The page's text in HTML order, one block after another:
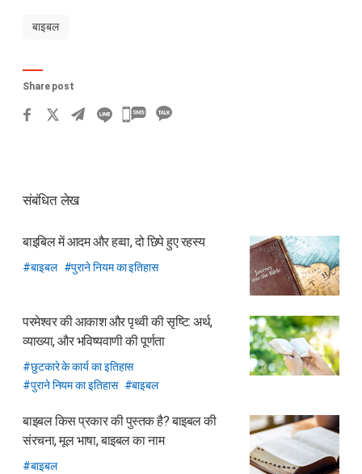
बाइबल
Share post
카
하
기
संबंधित लेख
बाइबिल में आदम और हव्वा, दो छिपे हुए रहस्य
बाइबल पुराने नियम का इतिहास
परमेश्वर की आकाश और पृथ्वी की सृष्टि: अर्थ,
व्याख्या, और भविष्यवाणी की पूर्णता
छुटकारे के कार्य का इतिहास
पुराने नियम का इतिहास
बाइबल
बाइबल किस प्रकार की पुस्तक है? बाइबल की
संरचना, मूल भाषा, बाइबल का नाम
बाइबल